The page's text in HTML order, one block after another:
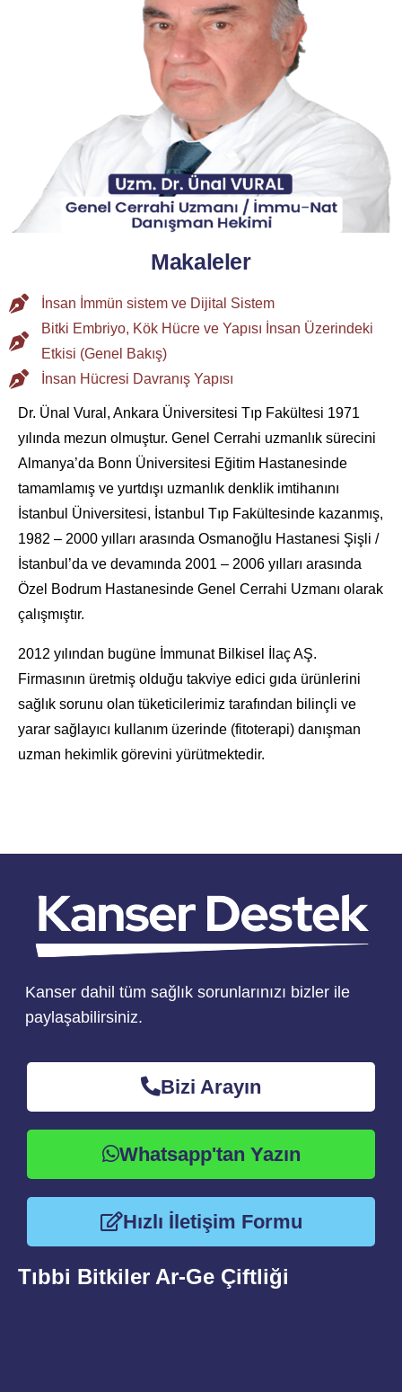
Makaleler
İnsan İmmün sistem ve Dijital Sistem
Bitki Embriyo, Kök Hücre ve Yapısı İnsan Üzerindeki
Etkisi (Genel Bakış)
İnsan Hücresi Davranış Yapısı
Dr. Ünal Vural, Ankara Üniversitesi Tıp Fakültesi 1971
yılında mezun olmuştur. Genel Cerrahi uzmanlık sürecini
Almanya’da Bonn Üniversitesi Eğitim Hastanesinde
tamamlamış ve yurtdışı uzmanlık denklik imtihanını
İstanbul Üniversitesi, İstanbul Tıp Fakültesinde kazanmış,
1982 – 2000 yılları arasında Osmanoğlu Hastanesi Şişli /
İstanbul’da ve devamında 2001 – 2006 yılları arasında
Özel Bodrum Hastanesinde Genel Cerrahi Uzmanı olarak
çalışmıştır.
2012 yılından bugüne İmmunat Bilkisel İlaç AŞ.
Firmasının üretmiş olduğu takviye edici gıda ürünlerini
sağlık sorunu olan tüketicilerimiz tarafından bilinçli ve
yarar sağlayıcı kullanım üzerinde (fitoterapi) danışman
uzman hekimlik görevini yürütmektedir.
Kanser dahil tüm sağlık sorunlarınızı bizler ile
paylaşabilirsiniz.
Bizi Arayın
Whatsapp'tan Yazın
Hızlı İletişim Formu
Tıbbi Bitkiler Ar-Ge Çiftliği